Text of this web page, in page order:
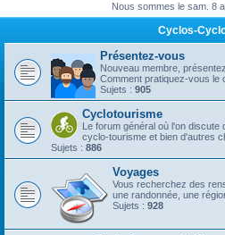
Nous sommes le sam. 8
Cyclos-
Présentez-vous
Nouveau membre,
Comment pratiquez-vous le
Sujets : 905
Cyclotourisme
Le forum général où l'on discute
cyclo-tourisme et bien d'autres
Sujets : 886
Voyages
Vous recherchez des
une randonnée, une
Sujets : 928